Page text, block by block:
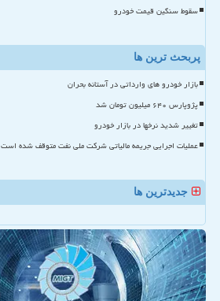
سقوط سنگین قیمت خودرو
پربحث ترین ها
بازار خودرو های وارداتی در آستانه بحران
پژوپارس ۶۴۰ میلیون تومان شد
تغییر شدید نرخها در بازار خودرو
عملیات اجرایی جریمه مالیاتی شرکت ملی نفت متوقف شده است
جدیدترین ها